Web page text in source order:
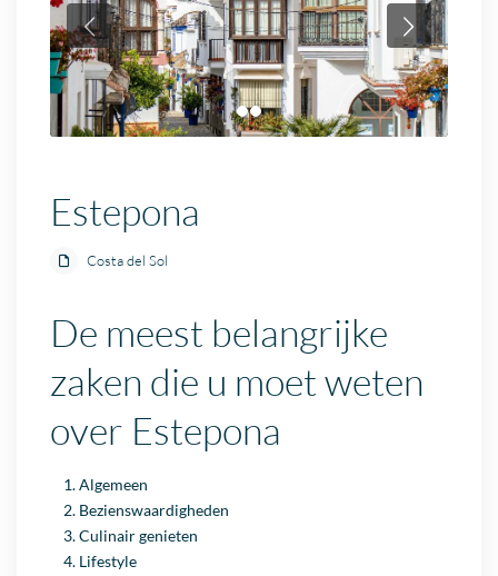
Estepona
Costa del Sol
De meest belangrijke
zaken die u moet weten
over Estepona
Algemeen
Bezienswaardigheden
Culinair genieten
Lifestyle